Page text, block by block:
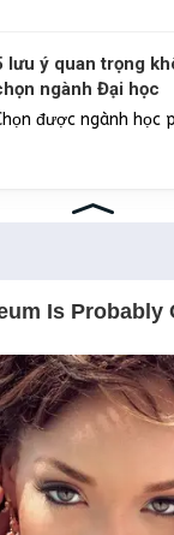
lưu ý quan trọng
ngành Đại học
được ngành học
là những linh hồn
tâm linh. Tôi hy
bạn có được nơi
tâm linh giữa thời kỳ
sáng.